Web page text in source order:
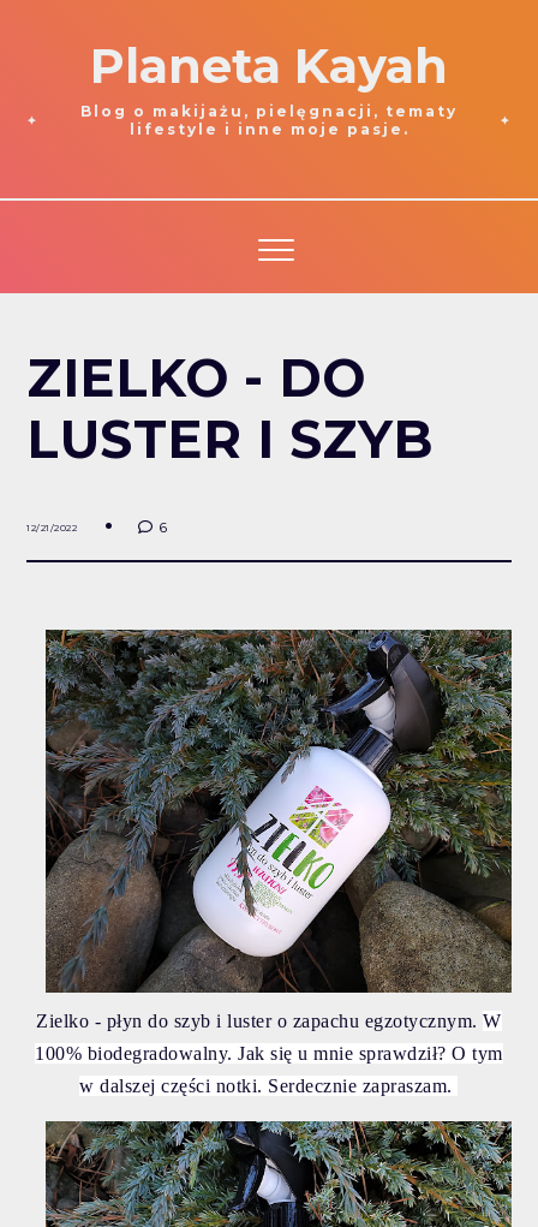
Planeta Kayah
Blog o makijażu, pielęgnacji, tematy
lifestyle i inne moje pasje.
ZIELKO - DO
LUSTER I SZYB
12/21/2022 6
Zielko - płyn do szyb i luster o zapachu egzotycznym.W
100% biodegradowalny. Jak się u mnie sprawdził? O tym
w dalszej części notki. Serdecznie zapraszam.